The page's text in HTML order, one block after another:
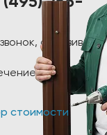
оставив
1-2 минут!
стоимости